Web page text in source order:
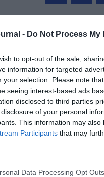
- Do Not Process
to opt-out of the sale,
information for targeted
your selection. Please note
seeing interest-based ads
disclosed to third parties
of your personal
This information may
Participants that may
Data Processing Opt Outs
FacebookTwitter
Aucun commentaire !
UN COMMENTAIRE